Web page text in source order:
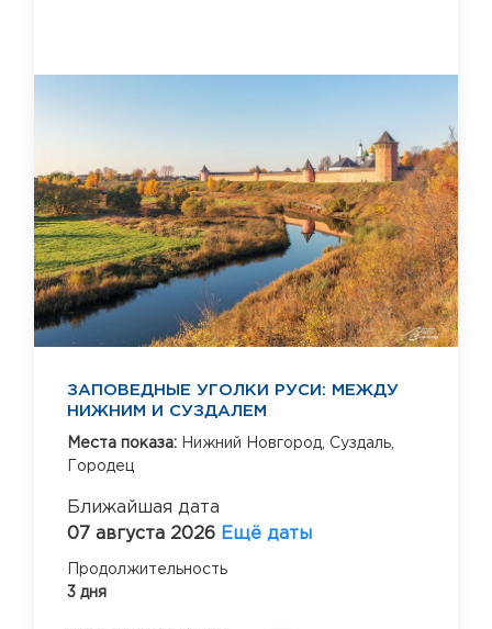
ЗАПОВЕДНЫЕ УГОЛКИ РУСИ: МЕЖДУ
НИЖНИМ И СУЗДАЛЕМ
Места показа: Нижний Новгород, Суздаль,
Городец
Ближайшая дата
07 августа 2026 Ещё даты
Продолжительность
3 дня